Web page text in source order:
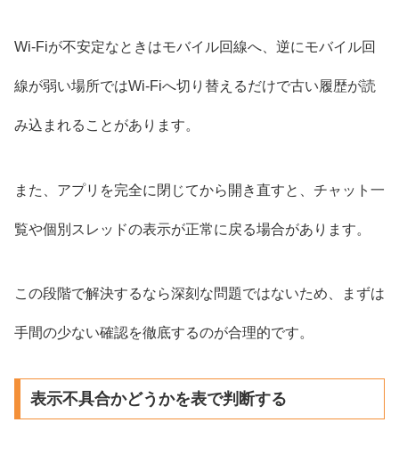
Wi-Fiが不安定なときはモバイル回線へ、逆にモバイル回
線が弱い場所ではWi-Fiへ切り替えるだけで古い履歴が読
み込まれることがあります。
また、アプリを完全に閉じてから開き直すと、チャット一
覧や個別スレッドの表示が正常に戻る場合があります。
この段階で解決するなら深刻な問題ではないため、まずは
手間の少ない確認を徹底するのが合理的です。
表示不具合かどうかを表で判断する